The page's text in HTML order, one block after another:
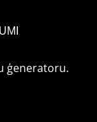
ģeneratoru.